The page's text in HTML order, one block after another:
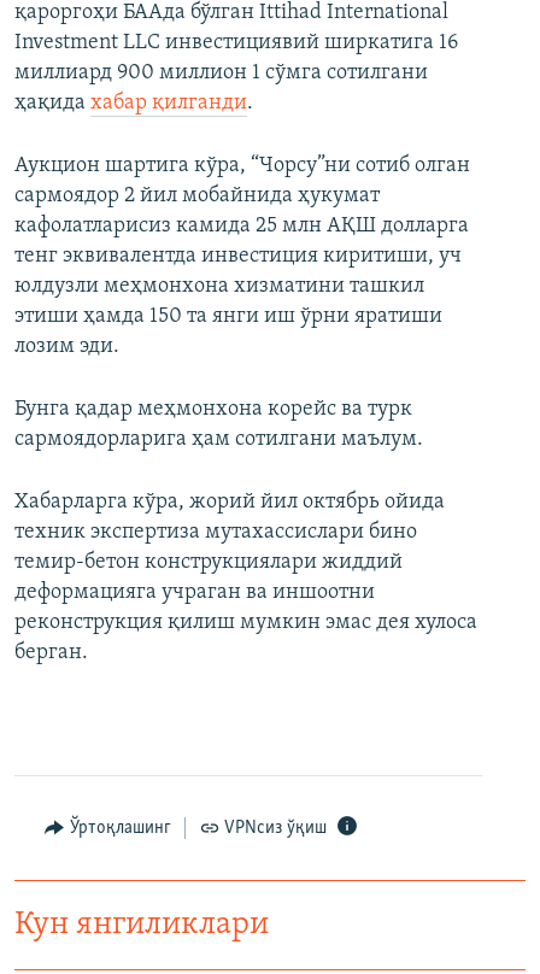
қароргоҳи БААда бўлган Ittihad International
Investment LLC инвестициявий ширкатига 16
миллиард 900 миллион 1 сўмга сотилгани
ҳақида хабар қилганди.
Аукцион шартига кўра, “Чорсу”ни сотиб олган
сармоядор 2 йил мобайнида ҳукумат
кафолатларисиз камида 25 млн АҚШ долларга
тенг эквивалентда инвестиция киритиши, уч
юлдузли меҳмонхона хизматини ташкил
этиши ҳамда 150 та янги иш ўрни яратиши
лозим эди.
Бунга қадар меҳмонхона корейс ва турк
сармоядорларига ҳам сотилгани маълум.
Хабарларга кўра, жорий йил октябрь ойида
техник экспертиза мутахассислари бино
темир-бетон конструкциялари жиддий
деформацияга учраган ва иншоотни
реконструкция қилиш мумкин эмас дея хулоса
берган.
Ўртоқлашинг VPNсиз ўқиш
Кун янгиликлари